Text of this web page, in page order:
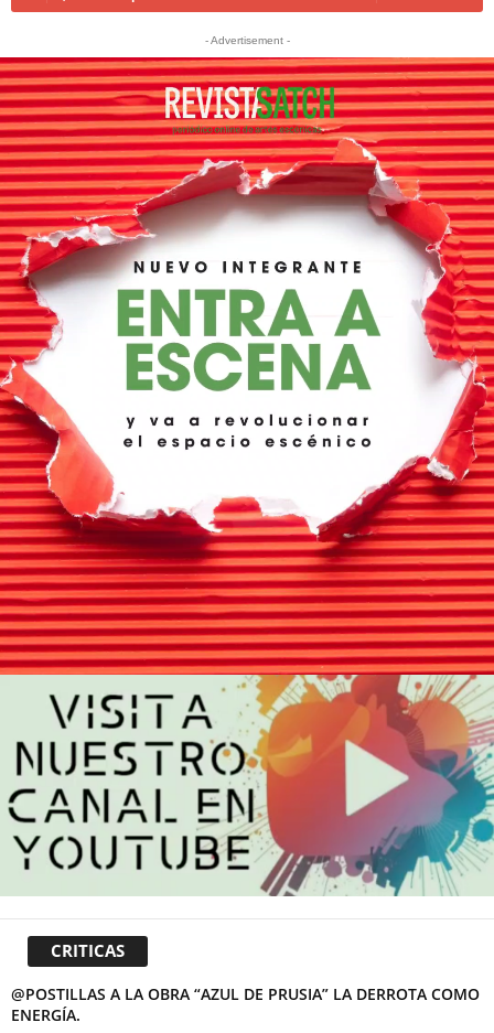
- Advertisement -
CRITICAS
@POSTILLAS A LA OBRA “AZUL DE PRUSIA” LA DERROTA COMO
ENERGÍA.